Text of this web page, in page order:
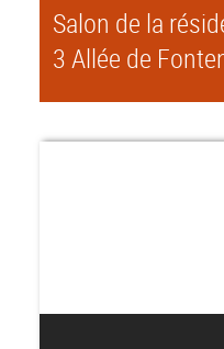
Salon de la
3 Allée de